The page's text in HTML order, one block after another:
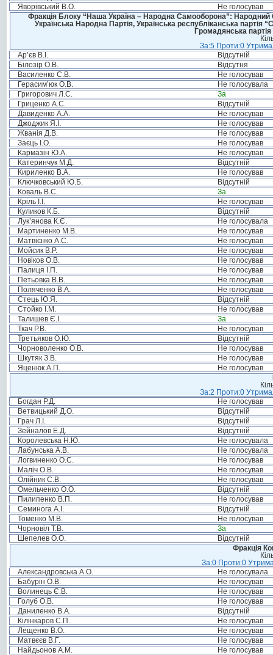
Яворівський В.О.
Не голосував
Фракція Блоку “Наша Україна – Народна Самооборона”: Народний
Українська Народна Партія, Українська республіканська
Громадянська
За:5 Проти:0
Ар’єв В.І.
Відсутній
Білозір О.В.
Відсутня
Василенко С.В.
Не голосував
Герасим’юк О.В.
Не голосувала
Григорович Л.С.
За
Гриценко А.С.
Відсутній
Давиденко А.А.
Не голосував
Джоджик Я.І.
Не голосував
Жванія Д.В.
Не голосував
Заєць І.О.
Не голосував
Кармазін Ю.А.
Не голосував
Катеринчук М.Д.
Відсутній
Кириленко В.А.
Не голосував
Ключковський Ю.Б.
Відсутній
Коваль В.С.
За
Кріль І.І.
Не голосував
Куликов К.Б.
Відсутній
Лук’янова К.Є.
Не голосувала
Мартиненко М.В.
Не голосував
Матвієнко А.С.
Не голосував
Мойсик В.Р.
Не голосував
Новіков О.В.
Не голосував
Палиця І.П.
Не голосував
Петьовка В.В.
Не голосував
Поляченко В.А.
Не голосував
Стець Ю.Я.
Відсутній
Стойко І.М.
Не голосував
Талишев Є.І.
За
Ткач Р.В.
Не голосував
Третьяков О.Ю.
Відсутній
Чорноволенко О.В.
Не голосував
Шкутяк З.В.
Не голосував
Яценюк А.П.
Не голосував
За:2 Проти:0
Богдан Р.Д.
Не голосував
Ветвицький Д.О.
Відсутній
Грач Л.І.
Відсутній
Зейналов Е.Д.
Відсутній
Королевська Н.Ю.
Не голосувала
Лабунська А.В.
Не голосувала
Логвиненко О.С.
Не голосував
Маліч О.В.
Не голосував
Олійник С.В.
Не голосував
Омельченко О.О.
Відсутній
Пилипенко В.П.
Не голосував
Семинога А.І.
Відсутній
Томенко М.В.
Не голосував
Чорновіл Т.В.
За
Шепелев О.О.
Відсутній
Фракція
За:0 Проти:0
Александровська А.О.
Не голосувала
Бабурін О.В.
Не голосував
Волинець Є.В.
Не голосував
Голуб О.В.
Не голосував
Даниленко В.А.
Відсутній
Кілінкаров С.П.
Не голосував
Лещенко В.О.
Не голосував
Матвєєв В.Г.
Не голосував
Найдьонов А.М.
Не голосував